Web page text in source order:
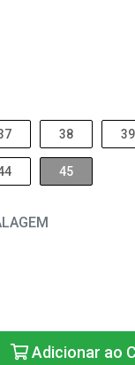
38 39
45
Adicionar ao